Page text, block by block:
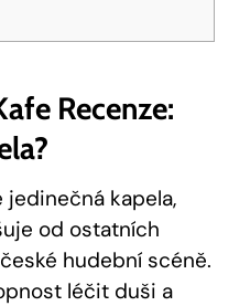
Recenze:
jedinečná kapela,
od ostatních
hudební scéně.
léčit duši a